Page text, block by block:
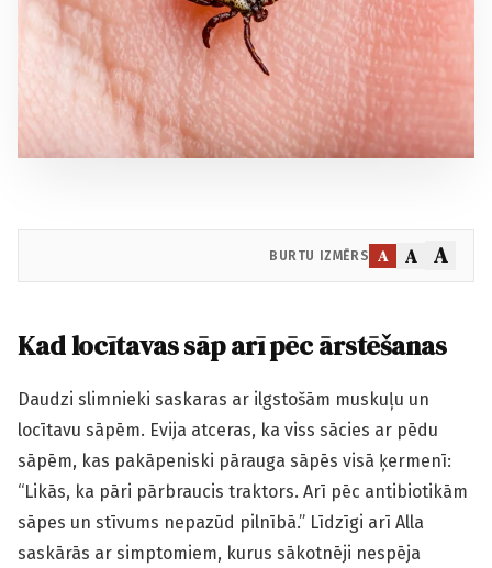
BURTU IZMĒRS A A A
Kad locītavas sāp arī pēc ārstēšanas
Daudzi slimnieki saskaras ar ilgstošām muskuļu un
locītavu sāpēm. Evija atceras, ka viss sācies ar pēdu
sāpēm, kas pakāpeniski pārauga sāpēs visā ķermenī:
“Likās, ka pāri pārbraucis traktors. Arī pēc antibiotikām
sāpes un stīvums nepazūd pilnībā.” Līdzīgi arī Alla
saskārās ar simptomiem, kurus sākotnēji nespēja